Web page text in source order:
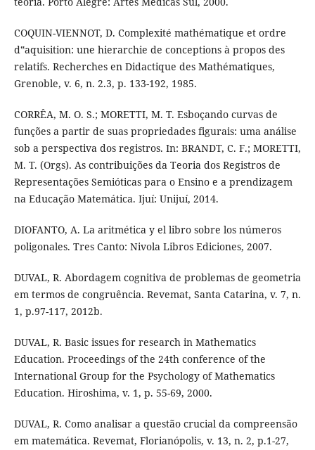
COQUIN-VIENNOT, D. Complexité mathématique et ordre
d‟aquisition: une hierarchie de conceptions à propos des
relatifs. Recherches en Didactique des Mathématiques,
Grenoble, v. 6, n. 2.3, p. 133-192, 1985.
CORRÊA, M. O. S.; MORETTI, M. T. Esboçando curvas de
funções a partir de suas propriedades figurais: uma análise
sob a perspectiva dos registros. In: BRANDT, C. F.; MORETTI,
M. T. (Orgs). As contribuições da Teoria dos Registros de
Representações Semióticas para o Ensino e a prendizagem
na Educação Matemática. Ijuí: Unijuí, 2014.
DIOFANTO, A. La aritmética y el libro sobre los números
poligonales. Tres Canto: Nivola Libros Ediciones, 2007.
DUVAL, R. Abordagem cognitiva de problemas de geometria
em termos de congruência. Revemat, Santa Catarina, v. 7, n.
1, p.97-117, 2012b.
DUVAL, R. Basic issues for research in Mathematics
Education. Proceedings of the 24th conference of the
International Group for the Psychology of Mathematics
Education. Hiroshima, v. 1, p. 55-69, 2000.
DUVAL, R. Como analisar a questão crucial da compreensão
em matemática. Revemat, Florianópolis, v. 13, n. 2, p.1-27,